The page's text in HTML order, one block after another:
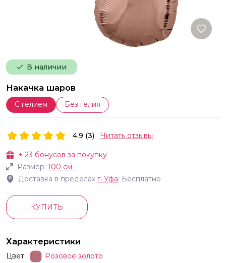
В наличии
Накачка шаров
С гелием Без гелия
+ 23 бонусов за покупку
Размер: 100 см
Доставка в пределах г. Уфа: Бесплатно
4.9 (3) Читать отзывы
КУПИТЬ
Характеристики
Цвет: Розовое золото